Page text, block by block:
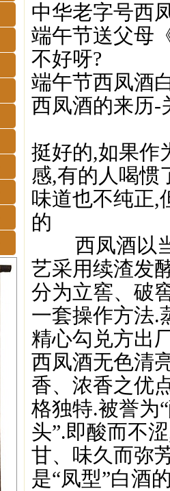
中华老字号西
端午节送父母
不好呀?
端午节西凤酒
西凤酒的来历-
挺好的,如果作
感,有的人喝惯
味道也不纯正,
的
西凤酒以当
艺采用续渣发
分为立窖、破
一套操作方法.
精心勾兑方出
西凤酒无色清
香、浓香之优
格独特.被誉为
头”.即酸而不
甘、味久而弥
是“凤型”白酒